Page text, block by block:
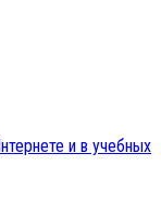
и в учебных